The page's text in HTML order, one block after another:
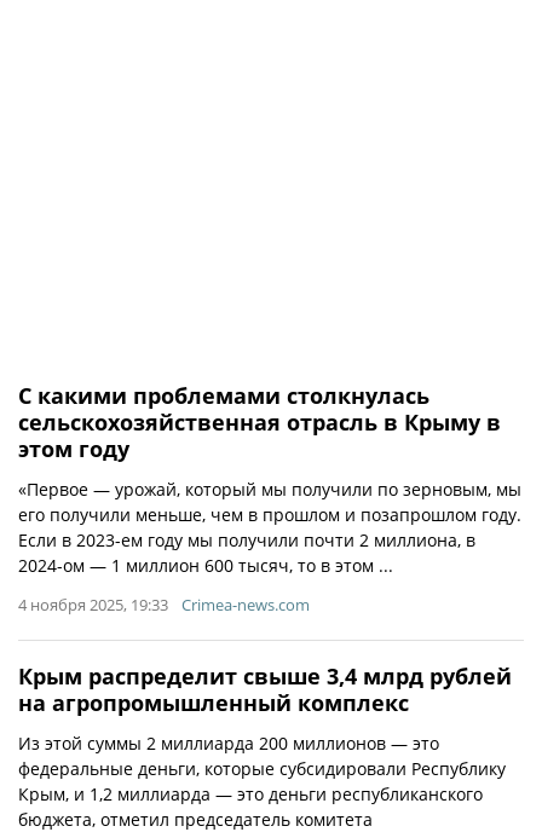
С какими проблемами столкнулась
сельскохозяйственная отрасль в Крыму в
этом году
«Первое — урожай, который мы получили по зерновым, мы
его получили меньше, чем в прошлом и позапрошлом году.
Если в 2023-ем году мы получили почти 2 миллиона, в
2024-ом — 1 миллион 600 тысяч, то в этом ...
4 ноября 2025, 19:33 Crimea-news.com
Крым распределит свыше 3,4 млрд рублей
на агропромышленный комплекс
Из этой суммы 2 миллиарда 200 миллионов — это
федеральные деньги, которые субсидировали Республику
Крым, и 1,2 миллиарда — это деньги республиканского
бюджета, отметил председатель комитета